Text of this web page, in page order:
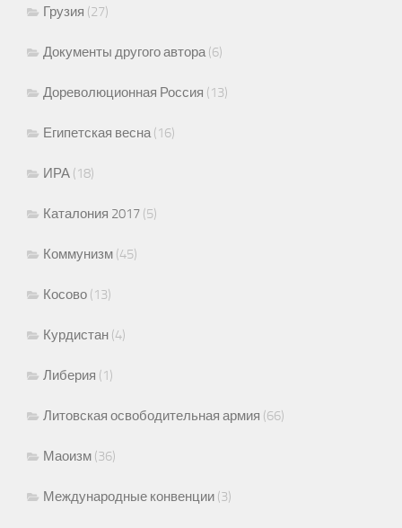
Грузия (27)
Документы другого автора(6)
Дореволюционная Россия (13)
Египетская весна(16)
ИРА (18)
Каталония 2017 (5)
Коммунизм (45)
Косово (13)
Курдистан (4)
Либерия (1)
Литовская освободительная армия (66)
Маоизм (36)
Международные конвенции (3)